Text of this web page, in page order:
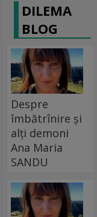
DILEMA
BLOG
Despre
îmbătrînire și
alți demoni
Ana Maria
SANDU